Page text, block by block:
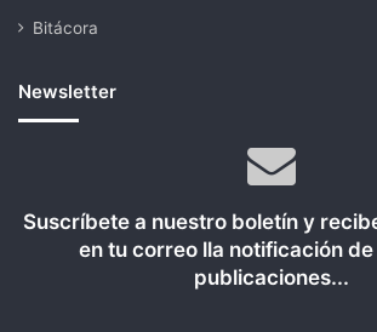
Bitácora
Newsletter
Suscríbete a nuestro boletín y
en tu correo lla notificación
publicaciones...